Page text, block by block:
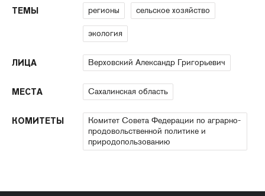
ТЕМЫ регионы сельское хозяйство
экология
ЛИЦА Верховский Александр Григорьевич
МЕСТА Сахалинская область
КОМИТЕТЫ
Комитет Совета Федерации по аграрно-
продовольственной политике и
природопользованию